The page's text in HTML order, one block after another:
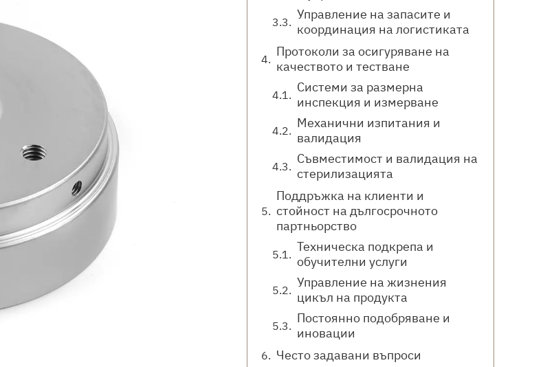
Управление на запасите и
координация на логистиката
Протоколи за осигуряване на
качеството и тестване
Системи за размерна
инспекция и измерване
Механични изпитания и
валидация
Съвместимост и валидация на
стерилизацията
Поддръжка на клиенти и
стойност на дългосрочното
партньорство
Техническа подкрепа и
обучителни услуги
Управление на жизнения
цикъл на продукта
Постоянно подобряване и
иновации
Често задавани въпроси